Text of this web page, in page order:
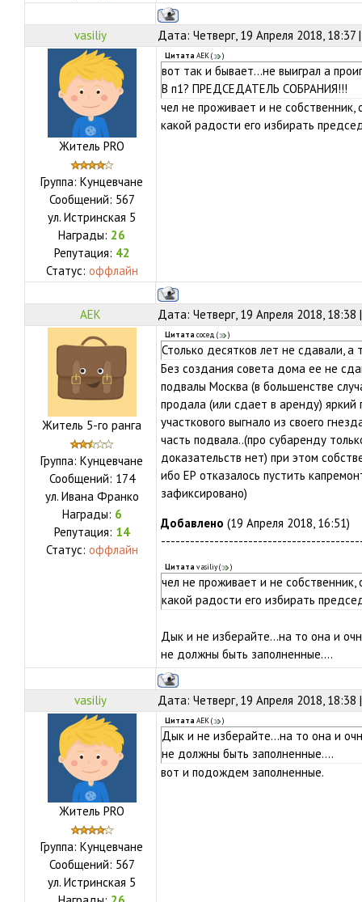
vasiliy Дата: Четверг, 19 Апреля 2018,
Житель PRO
Группа: Кунцевчане
Сообщений: 567
ул. Истринская 5
Награды: 26
Репутация: 42
Статус: оффлайн
Цитата АЕК( )
вот так и бывает...не выиграл а
В п1? ПРЕДСЕДАТЕЛЬ СОБРАНИЯ!!!
чел не проживает и не
какой радости его избирать
АЕК Дата: Четверг, 19 Апреля 2018,
Житель 5-го ранга
Группа: Кунцевчане
Сообщений: 174
ул. Ивана Франко
Награды: 6
Репутация: 14
Статус: оффлайн
Цитата сосед ( )
Столько десятков лет не сдавали,
Без создания совета дома ее не
подвалы Москва (в большенстве
продала (или сдает в аренду)
участкового выгнало из своего
часть подвала..(про субаренду
доказательств нет) при этом
ибо ЕР отказалось пустить
зафиксировано)
Добавлено (19 Апреля 2018, 16:51)
Цитата vasiliy( )
чел не проживает и не
какой радости его избирать
Дык и не изберайте...на то она и
не должны быть заполненные....
vasiliy Дата: Четверг, 19 Апреля 2018,
Житель PRO
Группа: Кунцевчане
Сообщений: 567
ул. Истринская 5
Цитата АЕК( )
Дык и не изберайте...на то она и
не должны быть заполненные....
вот и подождем заполненные.